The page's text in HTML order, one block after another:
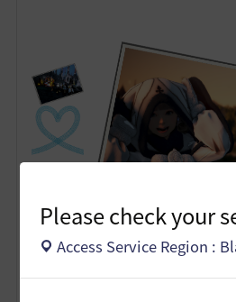
Please check your
Access Service Region :